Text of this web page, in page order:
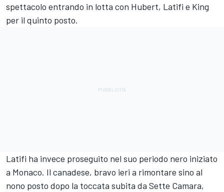
spettacolo entrando in lotta con Hubert, Latifi e King
per il quinto posto.
Latifi ha invece proseguito nel suo periodo nero iniziato
a Monaco. Il canadese, bravo ieri a rimontare sino al
nono posto dopo la toccata subita da Sette Camara,